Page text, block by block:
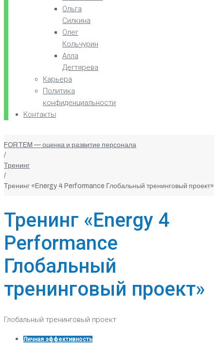
Ольга
Силкина
Олег
Кольчурин
Алла
Дегтярева
Карьера
Политика
конфиденциальности
Контакты
FORTEM — оценка и развитие персонала
/
Тренинг
/
Тренинг «Energy 4 Performance Глобальный тренинговый проект»
Тренинг «Energy 4
Performance
Глобальный
тренинговый проект»
Глобальный тренинговый проект
Личная эффективность